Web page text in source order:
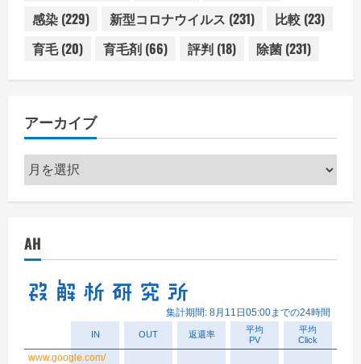
感染 (229) 新型コロナウイルス (231) 比較 (23)
育毛(20) 育毛剤 (66) 評判 (18) 除菌 (231)
アーカイブ
ア
ー
ブ
AH